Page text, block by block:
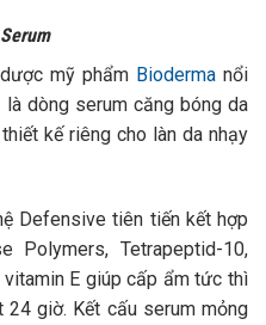
mỹ phẩm Bioderma nổi
dòng serum căng bóng da
kế riêng cho làn da nhạy
Defensive tiên tiến kết hợp
Polymers, Tetrapeptid-10,
E giúp cấp ẩm tức thì
giờ. Kết cấu serum mỏng